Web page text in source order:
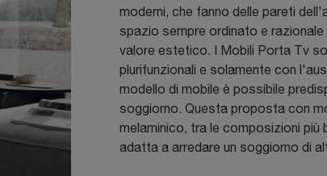
moderni, che fanno delle pareti
spazio sempre ordinato e razionale
valore estetico. I Mobili Porta Tv
plurifunzionali e solamente con
modello di mobile è possibile
soggiorno. Questa proposta con
melaminico, tra le composizioni più
adatta a arredare un soggiorno di